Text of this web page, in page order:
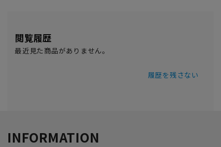
閲覧履歴
最近見た商品がありません。
履歴を残さない
INFORMATION